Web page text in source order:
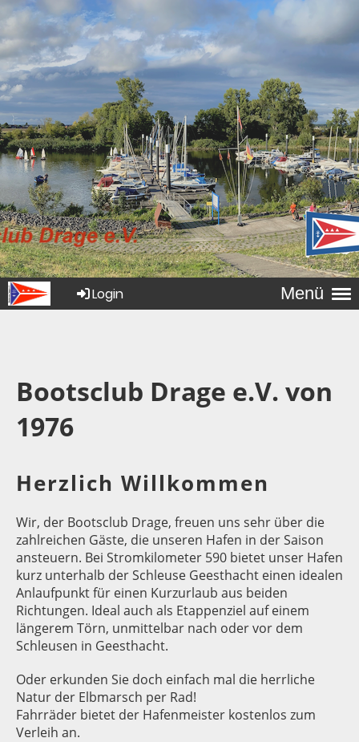
Menü
Login
Bootsclub Drage e.V. von
1976
Herzlich Willkommen
Wir, der Bootsclub Drage, freuen uns sehr über die
zahlreichen Gäste, die unseren Hafen in der Saison
ansteuern. Bei Stromkilometer 590 bietet unser Hafen
kurz unterhalb der Schleuse Geesthacht einen idealen
Anlaufpunkt für einen Kurzurlaub aus beiden
Richtungen. Ideal auch als Etappenziel auf einem
längerem Törn, unmittelbar nach oder vor dem
Schleusen in Geesthacht.
Oder erkunden Sie doch einfach mal die herrliche
Natur der Elbmarsch per Rad!
Fahrräder bietet der Hafenmeister kostenlos zum
Verleih an.